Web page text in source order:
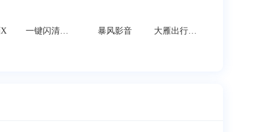
一键闪清官方最新版 暴风影音 大雁出行司机端